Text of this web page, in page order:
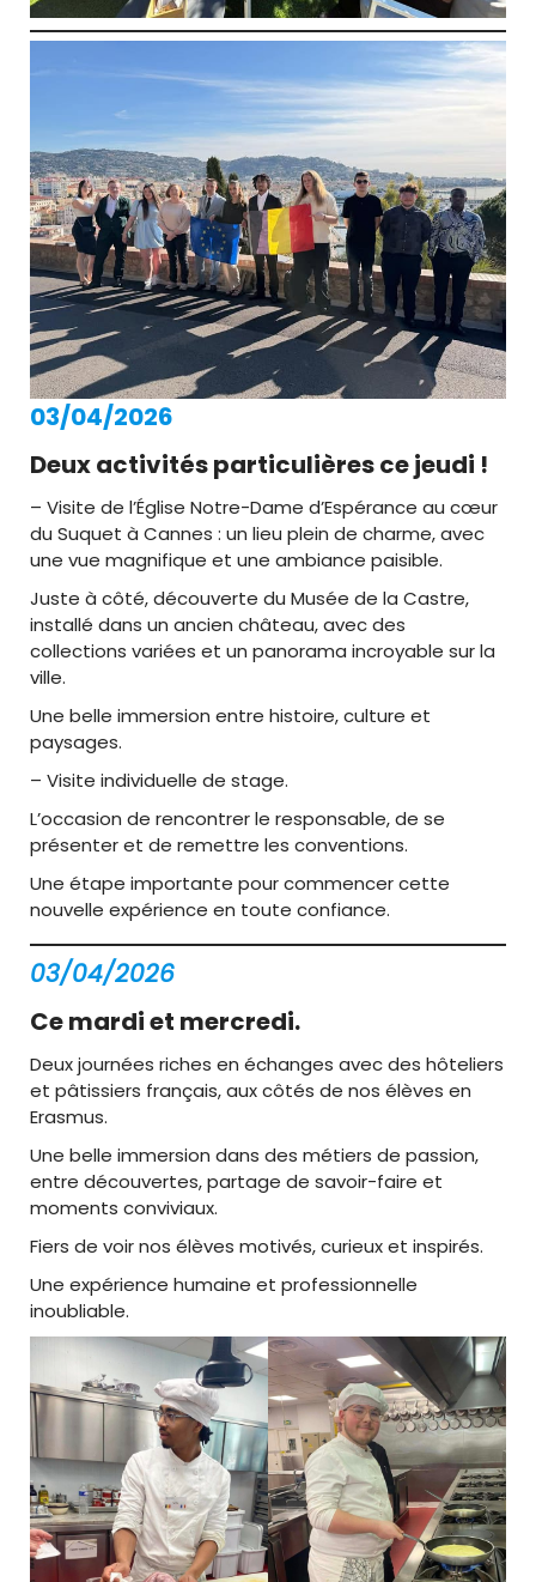
03/04/2026
Deux activités particulières ce jeudi !
– Visite de l’Église Notre-Dame d’Espérance au cœur
du Suquet à Cannes : un lieu plein de charme, avec
une vue magnifique et une ambiance paisible.
Juste à côté, découverte du Musée de la Castre,
installé dans un ancien château, avec des
collections variées et un panorama incroyable sur la
ville.
Une belle immersion entre histoire, culture et
paysages.
– Visite individuelle de stage.
L’occasion de rencontrer le responsable, de se
présenter et de remettre les conventions.
Une étape importante pour commencer cette
nouvelle expérience en toute confiance.
03/04/2026
Ce mardi et mercredi.
Deux journées riches en échanges avec des hôteliers
et pâtissiers français, aux côtés de nos élèves en
Erasmus.
Une belle immersion dans des métiers de passion,
entre découvertes, partage de savoir-faire et
moments conviviaux.
Fiers de voir nos élèves motivés, curieux et inspirés.
Une expérience humaine et professionnelle
inoubliable.